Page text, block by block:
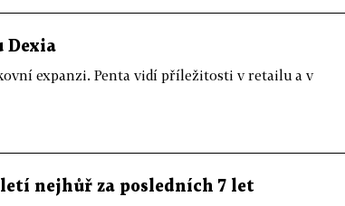
Dexia
expanzi. Penta vidí příležitosti v retailu a v
nejhůř za posledních 7 let